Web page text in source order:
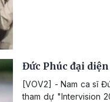
Đức Phúc đại
[VOV2] - Nam ca sĩ
tham dự "Intervision